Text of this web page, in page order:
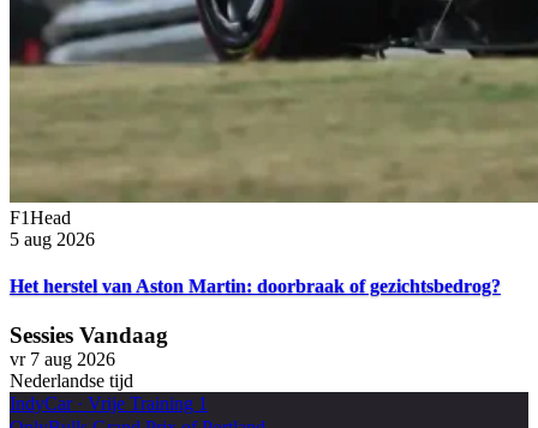
F1Head
5 aug 2026
Het herstel van Aston Martin: doorbraak of gezichtsbedrog?
Sessies Vandaag
vr 7 aug 2026
Nederlandse tijd
IndyCar· Vrije Training 1